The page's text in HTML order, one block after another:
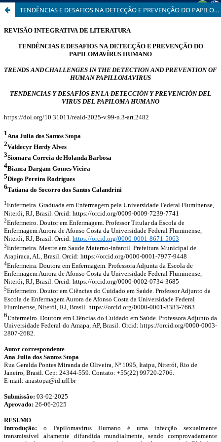
TENDÊNCIAS E DESAFIOS NA DETECÇÃO E PREVENÇÃO DO PAPILOMAVÍRUS HUMANO